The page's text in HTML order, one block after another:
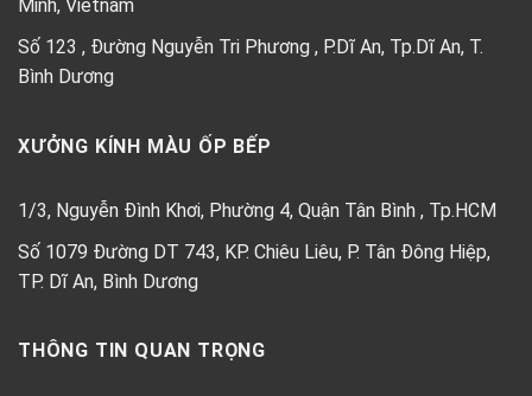
Minh, Vietnam
Số 123 , Đường Nguyễn Tri Phương , P.Dĩ An, Tp.Dĩ An, T.
Bình Dương
XƯỞNG KÍNH MÀU ỐP BẾP
1/3, Nguyễn Đình Khơi, Phường 4, Quận Tân Bình , Tp.HCM
Số 1079 Đường DT 743, KP. Chiêu Liêu, P. Tân Đông Hiệp,
TP. Dĩ An, Bình Dương
THÔNG TIN QUAN TRỌNG